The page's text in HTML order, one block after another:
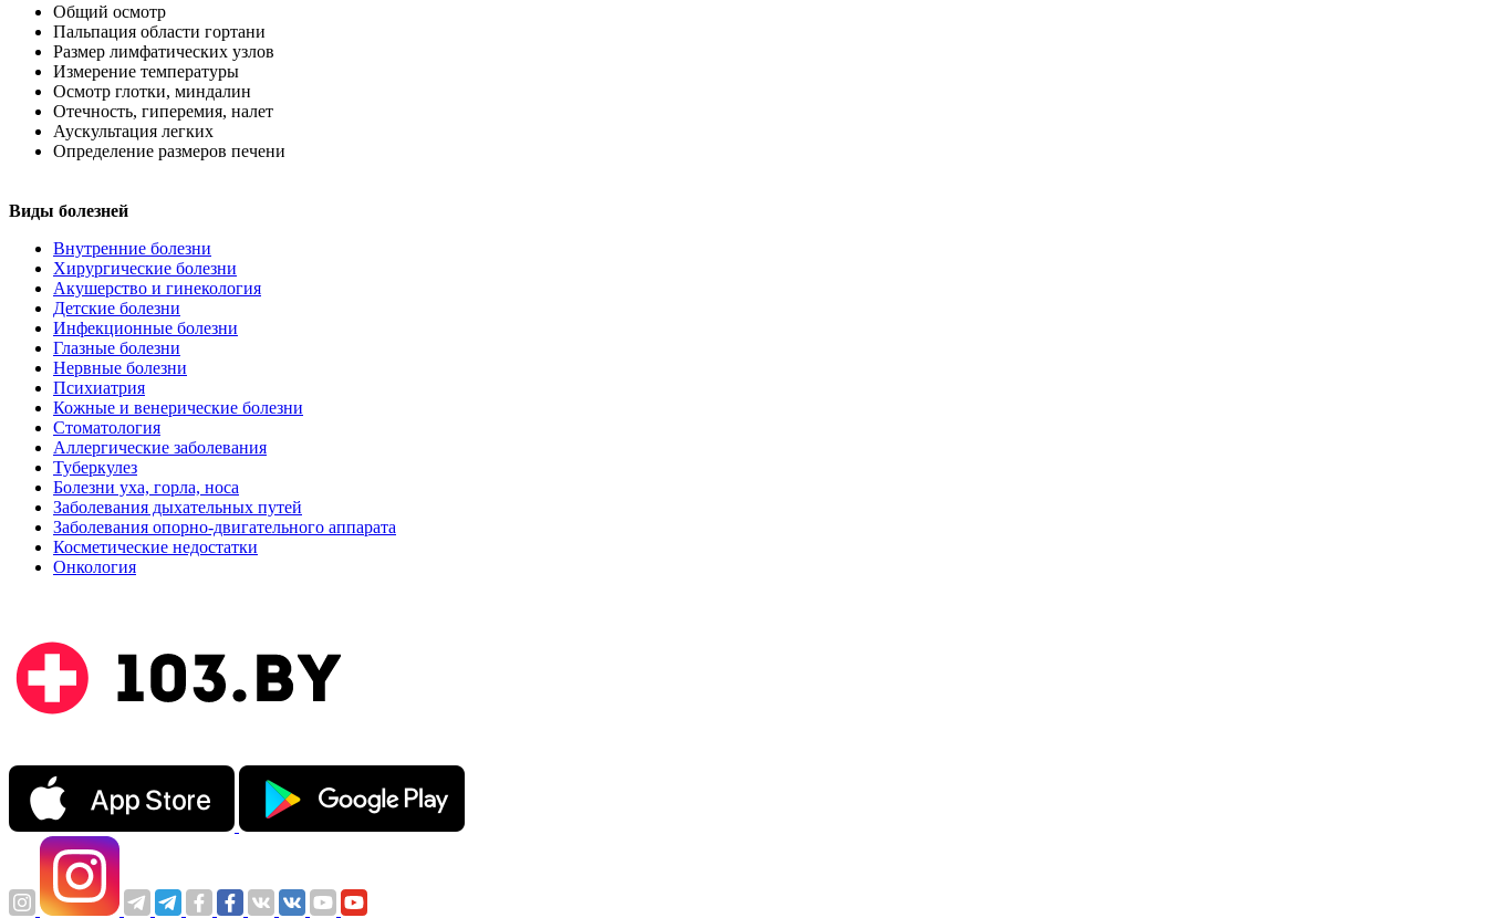
Общий осмотр
Пальпация области гортани
Размер лимфатических узлов
Измерение температуры
Осмотр глотки, миндалин
Отечность, гиперемия, налет
Аускультация легких
Определение размеров печени
Виды болезней
Внутренние болезни
Хирургические болезни
Акушерство и гинекология
Детские болезни
Инфекционные болезни
Глазные болезни
Нервные болезни
Психиатрия
Кожные и венерические болезни
Стоматология
Аллергические заболевания
Туберкулез
Болезни уха, горла, носа
Заболевания дыхательных путей
Заболевания опорно-двигательного аппарата
Косметические недостатки
Онкология